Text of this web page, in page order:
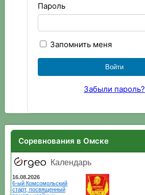
Пароль
Запомнить меня
Забыли пароль?
Соревнования в Омске